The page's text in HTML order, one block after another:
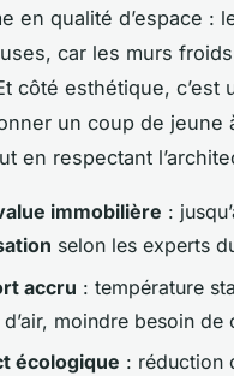
en qualité d’espace :
car les murs
côté esthétique, c’est
un coup de jeune
en respectant
immobilière :
selon les experts
accru : température
moindre besoin de
écologique : réduction